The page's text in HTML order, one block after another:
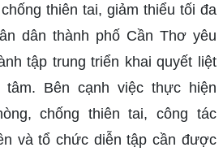
thiên tai, giảm thiểu tối đa
dân thành phố Cần Thơ yêu
tập trung triển khai quyết liệt
tâm. Bên cạnh việc thực hiện
chống thiên tai, công tác
và tổ chức diễn tập cần được